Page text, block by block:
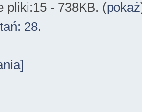
pliki:15 - 738KB. (pokaż
28.